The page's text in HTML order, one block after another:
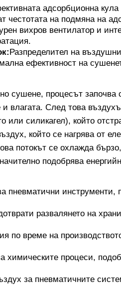
адсорбционна
честотата на подмяна на
вихров вентилатор и
Разпределител на
ефективност на
сушене, процесът започва
влагата. След това
или силикагел), който
който се нагрява от
потокът се охлажда
подобрява
пневматични инструменти,
развалянето на
по време на
химическите процеси,
за пневматичните